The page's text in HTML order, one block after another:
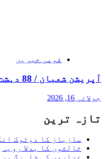
قومی خبریں
آپریشن شعبان / 88 دہشت گرد ہلاک
جولائی 16, 2026
تازہ ترین
سازباز کا دوٹوک
ثالثوں کا بدلا رویہ
غداروں کی شاہرگ